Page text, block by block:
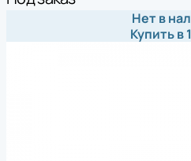
Нет в
Купить в